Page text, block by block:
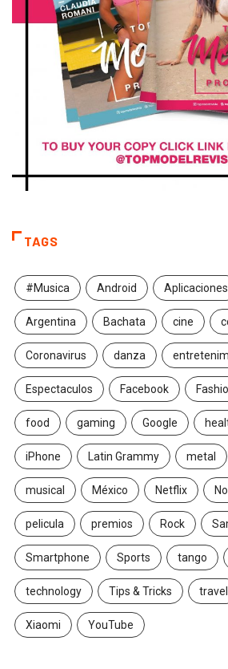
TAGS
#Musica Android Aplicaciones
Argentina Bachata cine
Coronavirus danza
Espectaculos Facebook
food gaming Google
iPhone Latin Grammy metal
musical México Netflix
pelicula premios Rock
Smartphone Sports tango
technology Tips & Tricks travel
Xiaomi YouTube